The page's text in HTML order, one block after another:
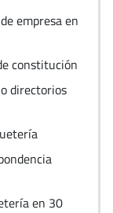
empresa en
constitución
directorios
en 30